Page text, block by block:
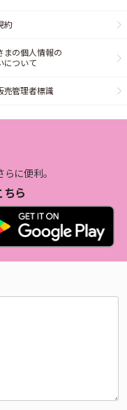
約
まの個人情報の
について
売管理者標識
に便利。
ちら